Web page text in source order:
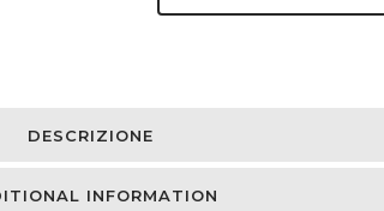
DESCRIZIONE
INFORMATION